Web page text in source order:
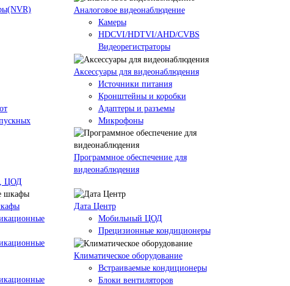
Аналоговое видеонаблюдение
Камеры
HDCVI/HDTVI/AHD/CVBS
Видеорегистраторы
Аксессуары для видеонаблюдения
Источники питания
Кронштейны и коробки
Адаптеры и разъемы
Микрофоны
Программное обеспечение для
видеонаблюдения
ЦОД
Дата Центр
Мобильный ЦОД
Прецизионные кондиционеры
Климатичeское оборудование
Встраиваемые кондиционеры
Блоки вентиляторов